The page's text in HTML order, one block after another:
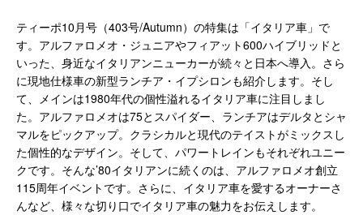
ティーポ10月号（403号/Autumn）の特集は「イタリア車」で
す。アルファロメオ・ジュニアやフィアット600ハイブリッドと
いった、身近なイタリアンニューカーが続々と日本へ導入。さら
に現地仕様車の新型ランチア・イプシロンも紹介します。そし
て、メインは1980年代の個性溢れるイタリア車に注目しまし
た。アルファロメオは75とスパイダー、ランチアはデルタとシャ
マルをピックアップ。クラシカルと現代のテイストがミックスし
た個性的なデザイン。そして、パワートレインもそれぞれユニー
クです。そんな’80イタリアンに続くのは、アルファロメオ創立
115周年イベントです。さらに、イタリア車を愛するオーナーさ
んなど、様々な切り口でイタリア車の魅力をお伝えします。